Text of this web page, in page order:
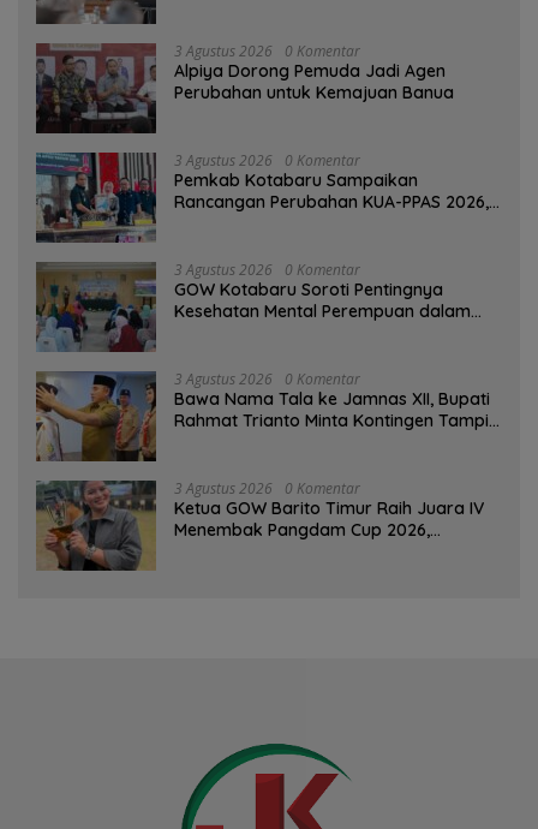
3 Agustus 2026 0 Komentar
‎Alpiya Dorong Pemuda Jadi Agen
Perubahan untuk Kemajuan Banua ‎
3 Agustus 2026 0 Komentar
Pemkab Kotabaru Sampaikan
Rancangan Perubahan KUA-PPAS 2026,
3 Agustus 2026 0 Komentar
GOW Kotabaru Soroti Pentingnya
Kesehatan Mental Perempuan dalam
3 Agustus 2026 0 Komentar
Bawa Nama Tala ke Jamnas XII, Bupati
Rahmat Trianto Minta Kontingen Tampil
3 Agustus 2026 0 Komentar
Ketua GOW Barito Timur Raih Juara IV
Menembak Pangdam Cup 2026,